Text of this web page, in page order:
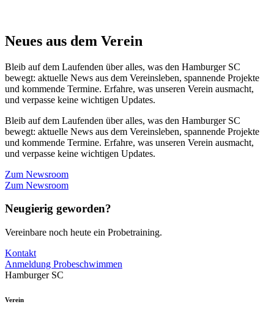
Neues aus dem Verein
Bleib auf dem Laufenden über alles, was den Hamburger SC
bewegt: aktuelle News aus dem Vereinsleben, spannende Projekte
und kommende Termine. Erfahre, was unseren Verein ausmacht,
und verpasse keine wichtigen Updates.
Bleib auf dem Laufenden über alles, was den Hamburger SC
bewegt: aktuelle News aus dem Vereinsleben, spannende Projekte
und kommende Termine. Erfahre, was unseren Verein ausmacht,
und verpasse keine wichtigen Updates.
Zum Newsroom
Zum Newsroom
Neugierig geworden?
Vereinbare noch heute ein Probetraining.
Kontakt
Anmeldung Probeschwimmen
Hamburger SC
Verein